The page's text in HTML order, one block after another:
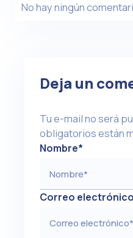
No hay ningún
Deja un
Tu e-mail no será
obligatorios están
Nombre*
Correo electrónico